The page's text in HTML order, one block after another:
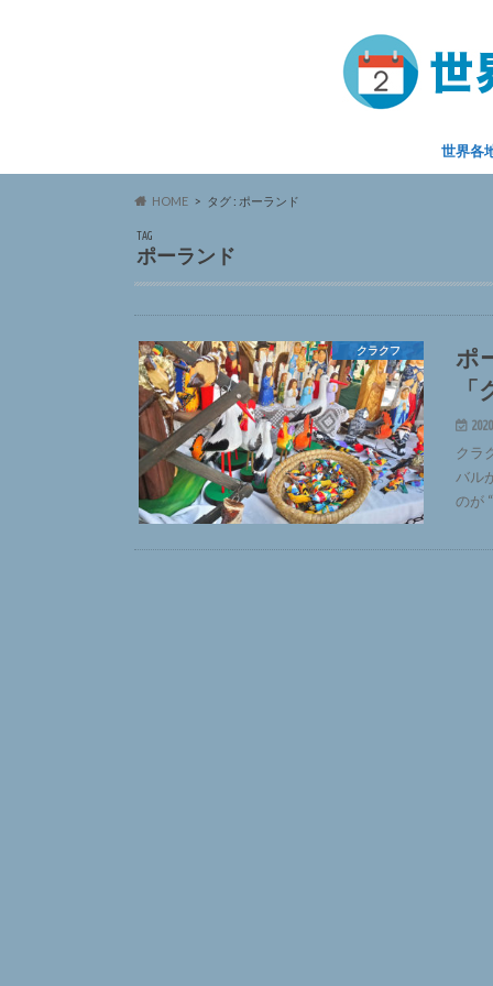
世界各
HOME タグ : ポーランド
TAG
ポーランド
クラクフ
ポ
クラ
バル
のが